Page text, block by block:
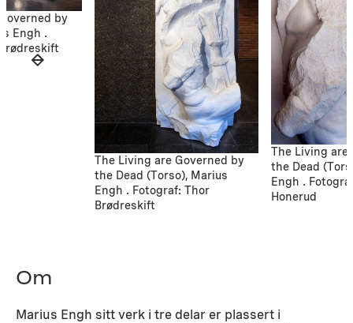
by
Engh .
The Living are Governed by
the Dead (Torso), Marius
Engh . Fotograf: Thor
Brødreskift
The Living are
the Dead
Engh .
Honerud
Om
Marius Engh sitt verk i tre delar er plassert i